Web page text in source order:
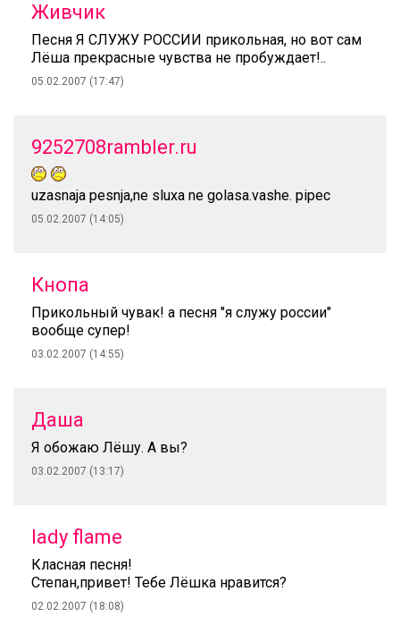
Живчик
Песня Я СЛУЖУ РОССИИ прикольная, но вот сам
Лёша прекрасные чувства не пробуждает!..
05.02.2007 (17:47)
9252708rambler.ru
uzasnaja pesnja,ne sluxa ne golasa.vashe. pipec
05.02.2007 (14:05)
Кнопа
Прикольный чувак! а песня "я служу россии"
вообще супер!
03.02.2007 (14:55)
Даша
Я обожаю Лёшу. А вы?
03.02.2007 (13:17)
lady flame
Класная песня!
Степан,привет! Тебе Лёшка нравится?
02.02.2007 (18:08)